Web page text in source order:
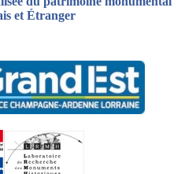
et Étranger